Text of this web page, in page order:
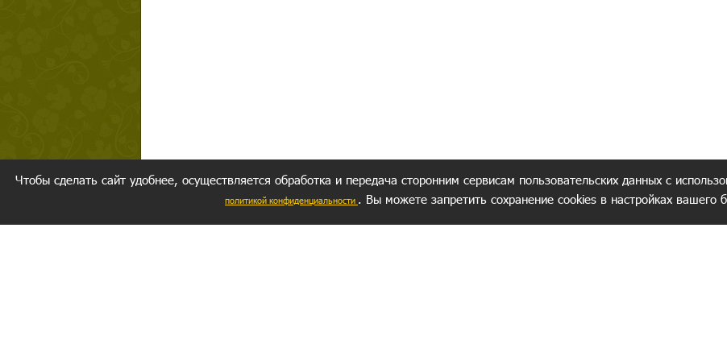
Чтобы сделать сайт удобнее, осуществляется обработка и передача сторонним сервисам пользовательских данных с
политикой конфиденциальности . Вы можете запретить сохранение cookies в настройках вашего